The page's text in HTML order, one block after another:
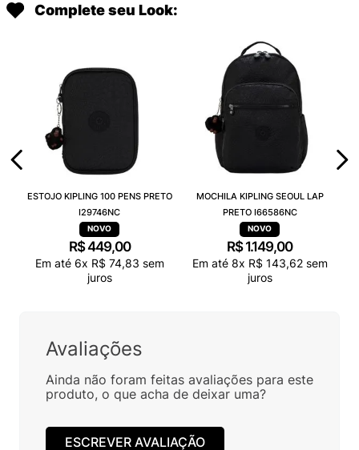
Complete seu Look:
ESTOJO KIPLING 100 PENS PRETO
I29746NC
R$449,00
Em até 6x R$ 74,83 sem
juros
MOCHILA KIPLING SEOUL LAP
PRETO I66586NC
R$ 1.149,00
Em até 8x R$ 143,62sem
juros
Avaliações
Ainda não foram feitas avaliações para este
produto, o que acha de deixar uma?
ESCREVER AVALIAÇÃO